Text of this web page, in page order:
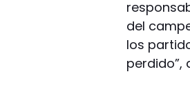
del
los
perdido”,